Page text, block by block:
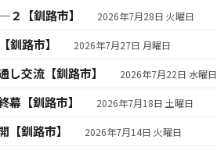
【釧路市】 2026年7月28日 火曜日
路市】 2026年7月27日 月曜日
交流【釧路市】 2026年7月22日 水曜日
【釧路市】 2026年7月18日 土曜日
釧路市】 2026年7月14日 火曜日